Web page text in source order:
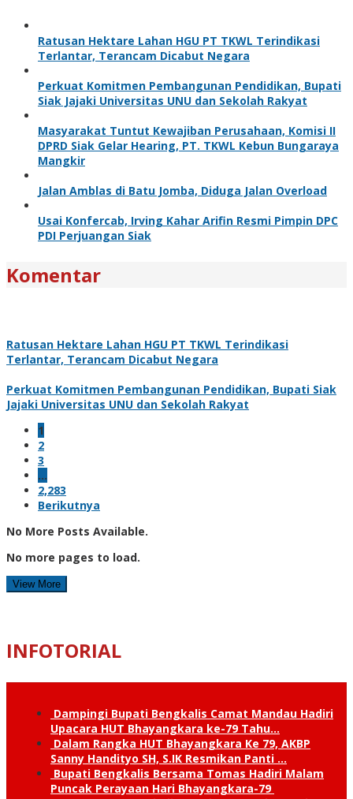
Ratusan Hektare Lahan HGU PT TKWL Terindikasi
Terlantar, Terancam Dicabut Negara
Perkuat Komitmen Pembangunan Pendidikan, Bupati
Siak Jajaki Universitas UNU dan Sekolah Rakyat
Masyarakat Tuntut Kewajiban Perusahaan, Komisi II
DPRD Siak Gelar Hearing, PT. TKWL Kebun Bungaraya
Mangkir
Jalan Amblas di Batu Jomba, Diduga Jalan Overload
Usai Konfercab, Irving Kahar Arifin Resmi Pimpin DPC
PDI Perjuangan Siak
Komentar
Ratusan Hektare Lahan HGU PT TKWL Terindikasi
Terlantar, Terancam Dicabut Negara
Perkuat Komitmen Pembangunan Pendidikan, Bupati Siak
Jajaki Universitas UNU dan Sekolah Rakyat
1
2
3
…
2,283
Berikutnya
No More Posts Available.
No more pages to load.
View More
INFOTORIAL
Dampingi Bupati Bengkalis Camat Mandau Hadiri
Upacara HUT Bhayangkara ke-79 Tahu…
Dalam Rangka HUT Bhayangkara Ke 79, AKBP
Sanny Handityo SH, S.IK Resmikan Panti …
Bupati Bengkalis Bersama Tomas Hadiri Malam
Puncak Perayaan Hari Bhayangkara-79